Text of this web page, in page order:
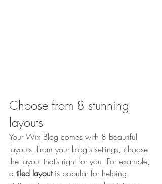
Choose from 8 stunning
layouts
Your Wix Blog comes with 8 beautiful
layouts. From your blog's settings, choose
the layout that’s right for you. For example,
a tiled layout is popular for helping